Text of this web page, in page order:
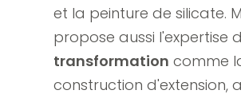
et la peinture de silicate.
propose aussi l'expertise
transformation comme
construction d'extension,